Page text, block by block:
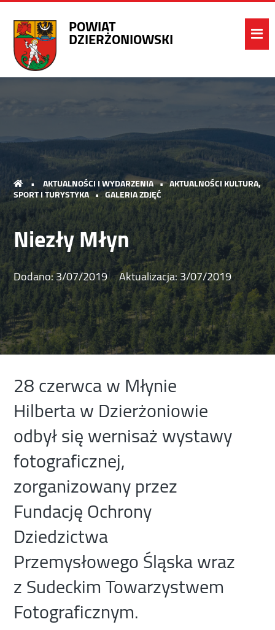
POWIAT
DZIERŻONIOWSKI
• AKTUALNOŚCI I WYDARZENIA • AKTUALNOŚCI KULTURA,
SPORT I TURYSTYKA • GALERIA ZDJĘĆ
Niezły Młyn
Dodano:3/07/2019 Aktualizacja:3/07/2019
28 czerwca w Młynie
Hilberta w Dzierżoniowie
odbył się wernisaż wystawy
fotograficznej,
zorganizowany przez
Fundację Ochrony
Dziedzictwa
Przemysłowego Śląska wraz
z Sudeckim Towarzystwem
Fotograficznym.